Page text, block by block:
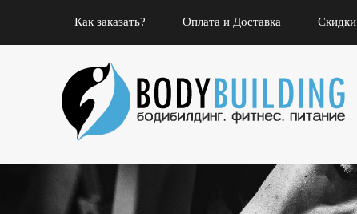
Как заказать? Оплата и Доставка Скидки